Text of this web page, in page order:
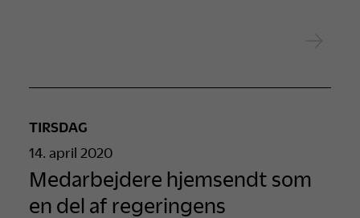
TIRSDAG
14. april 2020
Medarbejdere hjemsendt som
en del af regeringens